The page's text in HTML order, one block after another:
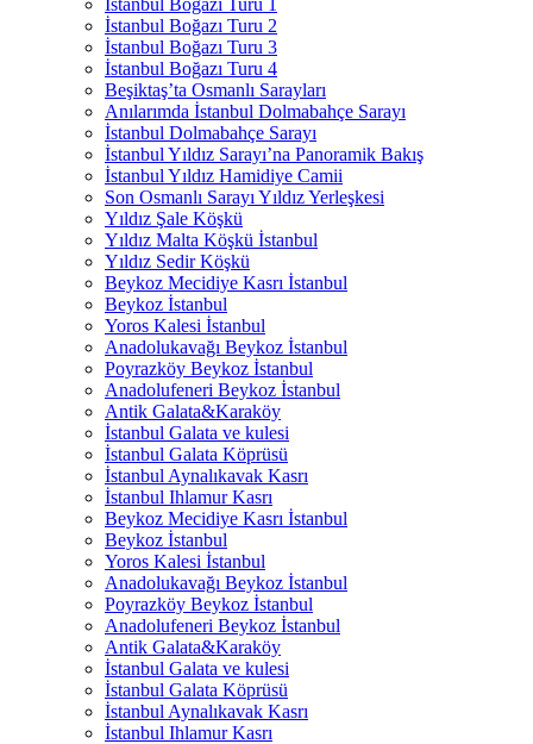
İstanbul Boğazı Turu 1
İstanbul Boğazı Turu 2
İstanbul Boğazı Turu 3
İstanbul Boğazı Turu 4
Beşiktaş’ta Osmanlı Sarayları
Anılarımda İstanbul Dolmabahçe Sarayı
İstanbul Dolmabahçe Sarayı
İstanbul Yıldız Sarayı’na Panoramik Bakış
İstanbul Yıldız Hamidiye Camii
Son Osmanlı Sarayı Yıldız Yerleşkesi
Yıldız Şale Köşkü
Yıldız Malta Köşkü İstanbul
Yıldız Sedir Köşkü
Beykoz Mecidiye Kasrı İstanbul
Beykoz İstanbul
Yoros Kalesi İstanbul
Anadolukavağı Beykoz İstanbul
Poyrazköy Beykoz İstanbul
Anadolufeneri Beykoz İstanbul
Antik Galata&Karaköy
İstanbul Galata ve kulesi
İstanbul Galata Köprüsü
İstanbul Aynalıkavak Kasrı
İstanbul Ihlamur Kasrı
Beykoz Mecidiye Kasrı İstanbul
Beykoz İstanbul
Yoros Kalesi İstanbul
Anadolukavağı Beykoz İstanbul
Poyrazköy Beykoz İstanbul
Anadolufeneri Beykoz İstanbul
Antik Galata&Karaköy
İstanbul Galata ve kulesi
İstanbul Galata Köprüsü
İstanbul Aynalıkavak Kasrı
İstanbul Ihlamur Kasrı